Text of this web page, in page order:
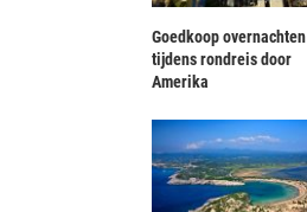
Goedkoop overnachten
tijdens rondreis door
Amerika